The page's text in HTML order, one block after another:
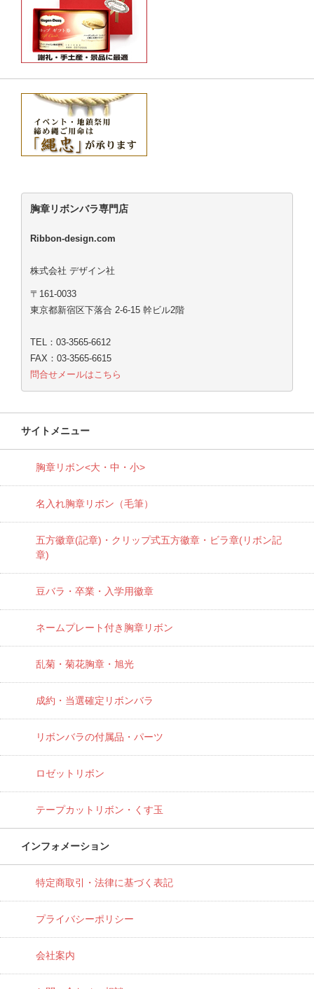
胸章リボンバラ専門店
Ribbon-design.com
株式会社 デザイン社
〒161-0033
東京都新宿区下落合 2-6-15 幹ビル2階
TEL：03-3565-6612
FAX：03-3565-6615
問合せメールはこちら
サイトメニュー
胸章リボン<大・中・小>
名入れ胸章リボン（毛筆）
五方徽章(記章)・ クリップ式五方徽章・ビラ章(リボン記
章)
豆バラ・卒業・入学用徽章
ネームプレート付き胸章リボン
乱菊・菊花胸章・旭光
成約・当選確定リボンバラ
リボンバラの付属品・パーツ
ロゼットリボン
テープカットリボン・くす玉
インフォメーション
特定商取引・法律に基づく表記
プライバシーポリシー
会社案内